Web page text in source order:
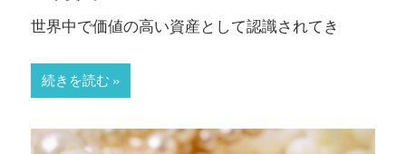
世界中で価値の高い資産として認識されてき
続きを読む